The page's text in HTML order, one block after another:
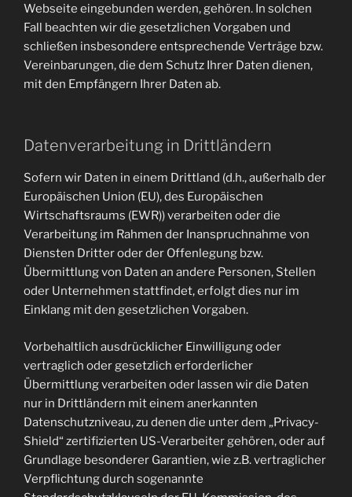
Webseite eingebunden werden, gehören. In solchen
Fall beachten wir die gesetzlichen Vorgaben und
schließen insbesondere entsprechende Verträge bzw.
Vereinbarungen, die dem Schutz Ihrer Daten dienen,
mit den Empfängern Ihrer Daten ab.
Datenverarbeitung in Drittländern
Sofern wir Daten in einem Drittland (d.h., außerhalb der
Europäischen Union (EU), des Europäischen
Wirtschaftsraums (EWR)) verarbeiten oder die
Verarbeitung im Rahmen der Inanspruchnahme von
Diensten Dritter oder der Offenlegung bzw.
Übermittlung von Daten an andere Personen, Stellen
oder Unternehmen stattfindet, erfolgt dies nur im
Einklang mit den gesetzlichen Vorgaben.
Vorbehaltlich ausdrücklicher Einwilligung oder
vertraglich oder gesetzlich erforderlicher
Übermittlung verarbeiten oder lassen wir die Daten
nur in Drittländern mit einem anerkannten
Datenschutzniveau, zu denen die unter dem „Privacy-
Shield“ zertifizierten US-Verarbeiter gehören, oder auf
Grundlage besonderer Garantien, wie z.B. vertraglicher
Verpflichtung durch sogenannte